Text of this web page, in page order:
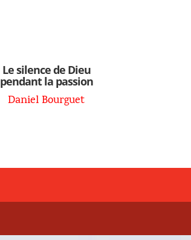
Le silence de Dieu
pendant la passion
Daniel Bourguet